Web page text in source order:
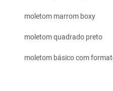
moletom marrom boxy
moletom quadrado preto
moletom básico com